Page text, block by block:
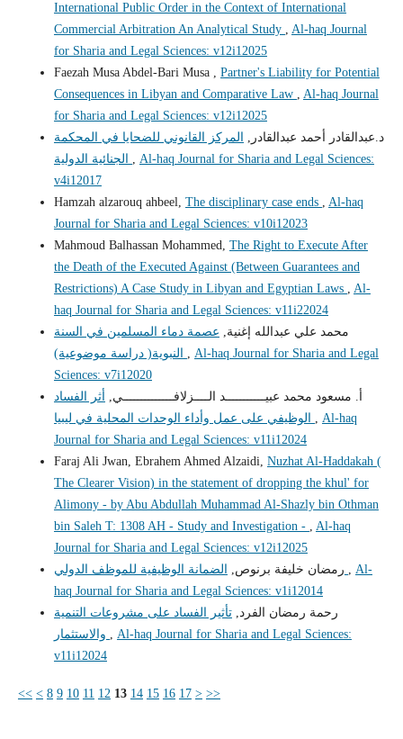
International Public Order in the Context of International
Commercial Arbitration An Analytical Study , Al-haq Journal
for Sharia and Legal Sciences: v12i12025
Faezah Musa Abdel-Bari Musa , Partner's Liability for Potential
Consequences in Libyan and Comparative Law , Al-haq Journal
for Sharia and Legal Sciences: v12i12025
د.عبدالقادر أحمد عبدالقادر,
المركز القانوني للضحايا في المحكمة
, Al-haq Journal for Sharia and Legal Sciences:
v4i12017
Hamzah alzarouq ahbeel, The disciplinary case ends , Al-haq
Journal for Sharia and Legal Sciences: v10i12023
Mahmoud Balhassan Mohammed, The Right to Execute After
the Death of the Executed Against (Between Guarantees and
Restrictions) A Case Study in Libyan and Egyptian Laws , Al-
haq Journal for Sharia and Legal Sciences: v11i22024
محمد علي عبدالله إغنية, عصمة دماء المسلمين في السنة
, Al-haq Journal for Sharia and Legal
Sciences: v7i12020
أ. مسعود محمد عبيـــــــــــد الــــزلافــــــــــــــي, أثر الفساد
, Al-haq
Journal for Sharia and Legal Sciences: v11i12024
Faraj Ali Jwan, Ebrahem Ahmed Alzaidi, Nuzhat Al-Haddakah (
The Clearer Vision) in the statement of dropping the khul' for
Alimony - by Abu Abdullah Muhammad Al-Shazly bin Othman
bin Saleh T: 1308 AH - Study and Investigation - , Al-haq
Journal for Sharia and Legal Sciences: v12i12025
رمضان خليفة برنوص, , Al-
haq Journal for Sharia and Legal Sciences: v1i12014
رحمة رمضان الفرد,تأثير الفساد على مشروعات التنمية
, Al-haq Journal for Sharia and Legal Sciences:
v11i12024
<< < 8 9 10 11 12 13 14 15 16 17 > >>